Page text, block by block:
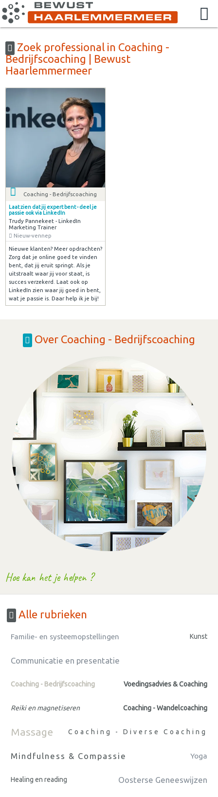
Zoek professional in Coaching -
Bedrijfscoaching | Bewust
Haarlemmermeer
Coaching - Bedrijfscoaching
Laat zien dat jij expert bent - deel je
passie ook via LinkedIn
Trudy Pannekeet - LinkedIn
Marketing Trainer
Nieuw-vennep
Nieuwe klanten? Meer opdrachten?
Zorg dat je online goed te vinden
bent, dat jij eruit springt. Als je
uitstraalt waar jij voor staat, is
succes verzekerd. Laat ook op
LinkedIn zien waar jij goed in bent,
wat je passie is. Daar help ik je bij!
Over Coaching - Bedrijfscoaching
Hoe kan het je helpen ?
Alle rubrieken
Familie- en systeemopstellingen Kunst
Communicatie en presentatie
Coaching - Bedrijfscoaching Voedingsadvies & Coaching
Reiki en magnetiseren Coaching - Wandelcoaching
Massage Coaching - Diverse Coaching
Mindfulness & Compassie Yoga
Healing en reading Oosterse Geneeswijzen